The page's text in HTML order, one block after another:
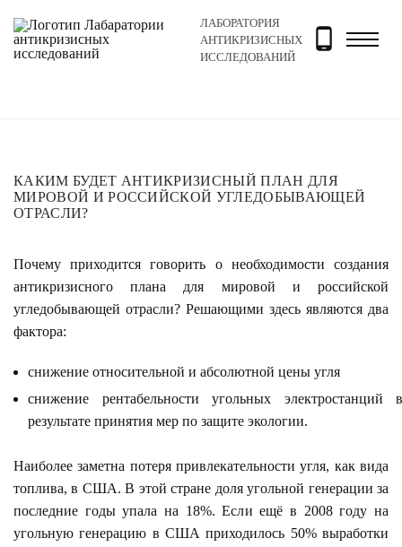
ЛАБОРАТОРИЯ
АНТИКРИЗИСНЫХ
ИССЛЕДОВАНИЙ
Главная Новости и блог Новости Каким будет
КАКИМ БУДЕТ АНТИКРИЗИСНЫЙ ПЛАН ДЛЯ
МИРОВОЙ И РОССИЙСКОЙ УГЛЕДОБЫВАЮЩЕЙ
ОТРАСЛИ?
Почему приходится говорить о необходимости создания
антикризисного плана для мировой и российской
угледобывающей отрасли? Решающими здесь являются два
фактора:
снижение относительной и абсолютной цены угля
снижение рентабельности угольных электростанций в
результате принятия мер по защите экологии.
Наиболее заметна потеря привлекательности угля, как вида
топлива, в США. В этой стране доля угольной генерации за
последние годы упала на 18%. Если ещё в 2008 году на
угольную генерацию в США приходилось 50% выработки